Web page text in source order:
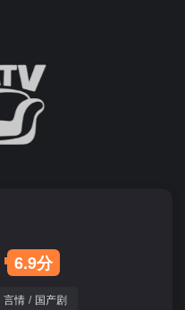
6.9分
言情 / 国产剧